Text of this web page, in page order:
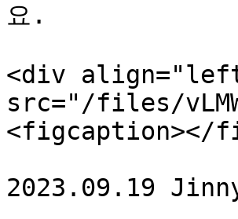
요.
<div
src="/files/
<figcaption></
2023.09.19